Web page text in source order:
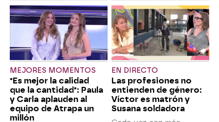
MEJORES MOMENTOS
"Es mejor la calidad
que la cantidad": Paula
y Carla aplauden al
equipo de Atrapa un
millón
EN DIRECTO
Las profesiones no
entienden de género:
Víctor es matrón y
Susana soldadora